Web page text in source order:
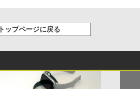
トップページに戻る